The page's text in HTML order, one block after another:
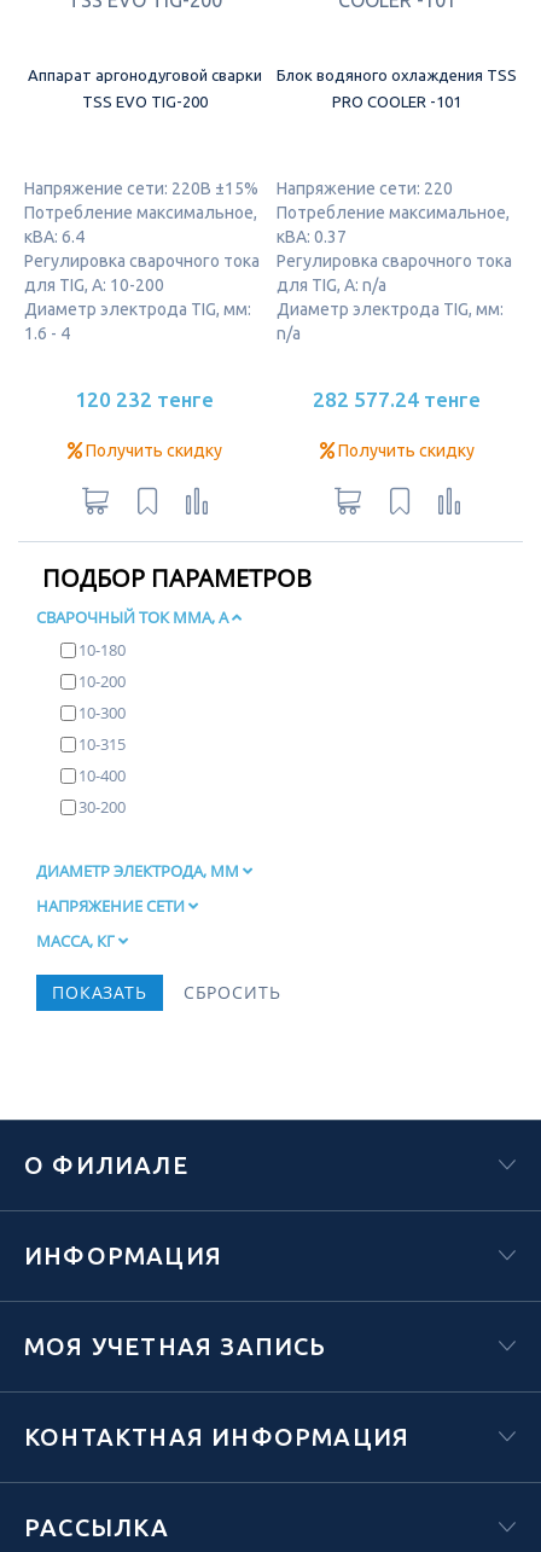
Аппарат аргонодуговой сварки
TSS EVO TIG-200
Напряжение сети: 220В ±15%
Потребление максимальное,
кВА: 6.4
Регулировка сварочного тока
для TIG, А: 10-200
Диаметр электрода TIG, мм:
1.6 - 4
120 232 тенге
Получить скидку
Блок водяного охлаждения TSS
PRO COOLER -101
Напряжение сети: 220
Потребление максимальное,
кВА: 0.37
Регулировка сварочного тока
для TIG, А: n/a
Диаметр электрода TIG, мм:
n/a
282 577.24 тенге
Получить скидку
ПОДБОР ПАРАМЕТРОВ
СВАРОЧНЫЙ ТОК ММА, А
10-180
10-200
10-300
10-315
10-400
30-200
ДИАМЕТР ЭЛЕКТРОДА, ММ
НАПРЯЖЕНИЕ СЕТИ
МАССА, КГ
О ФИЛИАЛЕ
ИНФОРМАЦИЯ
МОЯ УЧЕТНАЯ ЗАПИСЬ
КОНТАКТНАЯ ИНФОРМАЦИЯ
РАССЫЛКА